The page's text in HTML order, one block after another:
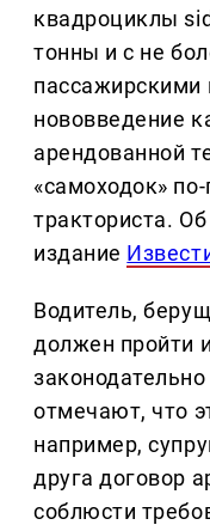
квадроциклы
тонны и с не
нововведение
арендованной
«самоходок»
тракториста.
издание
Водитель,
должен пройти
отмечают, что
например,
друга договор
соблюсти